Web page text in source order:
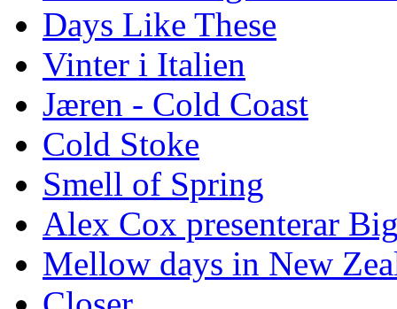
Days Like These
Vinter i Italien
Jæren - Cold Coast
Cold Stoke
Smell of Spring
Alex Cox presenterar
Mellow days in New